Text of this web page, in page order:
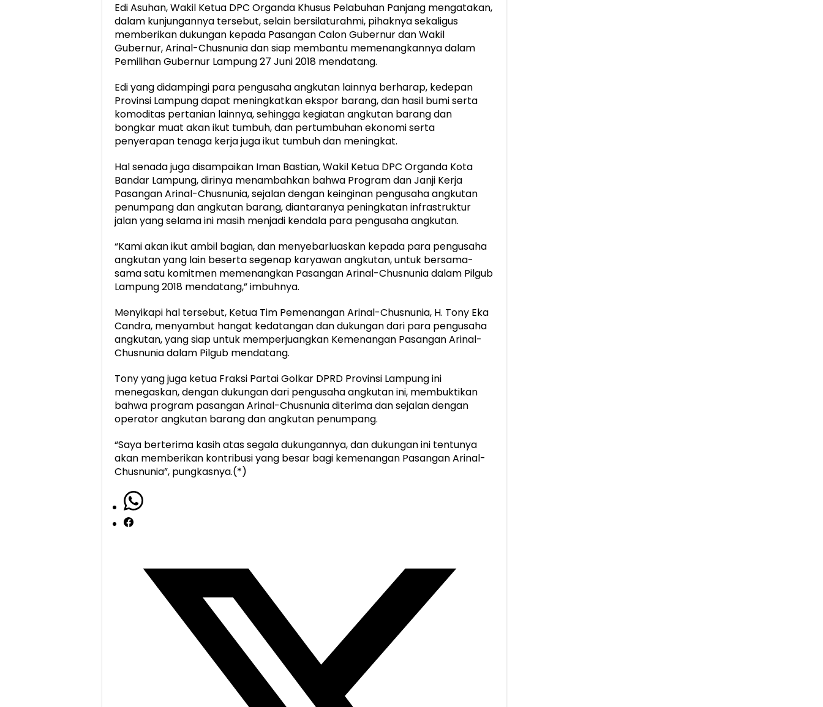
Edi Asuhan, Wakil Ketua DPC Organda Khusus Pelabuhan Panjang mengatakan,
dalam kunjungannya tersebut, selain bersilaturahmi, pihaknya sekaligus
memberikan dukungan kepada Pasangan Calon Gubernur dan Wakil
Gubernur, Arinal-Chusnunia dan siap membantu memenangkannya dalam
Pemilihan Gubernur Lampung 27 Juni 2018 mendatang.
Edi yang didampingi para pengusaha angkutan lainnya berharap, kedepan
Provinsi Lampung dapat meningkatkan ekspor barang, dan hasil bumi serta
komoditas pertanian lainnya, sehingga kegiatan angkutan barang dan
bongkar muat akan ikut tumbuh, dan pertumbuhan ekonomi serta
penyerapan tenaga kerja juga ikut tumbuh dan meningkat.
Hal senada juga disampaikan Iman Bastian, Wakil Ketua DPC Organda Kota
Bandar Lampung, dirinya menambahkan bahwa Program dan Janji Kerja
Pasangan Arinal-Chusnunia, sejalan dengan keinginan pengusaha angkutan
penumpang dan angkutan barang, diantaranya peningkatan infrastruktur
jalan yang selama ini masih menjadi kendala para pengusaha angkutan.
“Kami akan ikut ambil bagian, dan menyebarluaskan kepada para pengusaha
angkutan yang lain beserta segenap karyawan angkutan, untuk bersama-
sama satu komitmen memenangkan Pasangan Arinal-Chusnunia dalam Pilgub
Lampung 2018 mendatang,” imbuhnya.
Menyikapi hal tersebut, Ketua Tim Pemenangan Arinal-Chusnunia, H. Tony Eka
Candra, menyambut hangat kedatangan dan dukungan dari para pengusaha
angkutan, yang siap untuk memperjuangkan Kemenangan Pasangan Arinal-
Chusnunia dalam Pilgub mendatang.
Tony yang juga ketua Fraksi Partai Golkar DPRD Provinsi Lampung ini
menegaskan, dengan dukungan dari pengusaha angkutan ini, membuktikan
bahwa program pasangan Arinal-Chusnunia diterima dan sejalan dengan
operator angkutan barang dan angkutan penumpang.
“Saya berterima kasih atas segala dukungannya, dan dukungan ini tentunya
akan memberikan kontribusi yang besar bagi kemenangan Pasangan Arinal-
Chusnunia”, pungkasnya.(*)